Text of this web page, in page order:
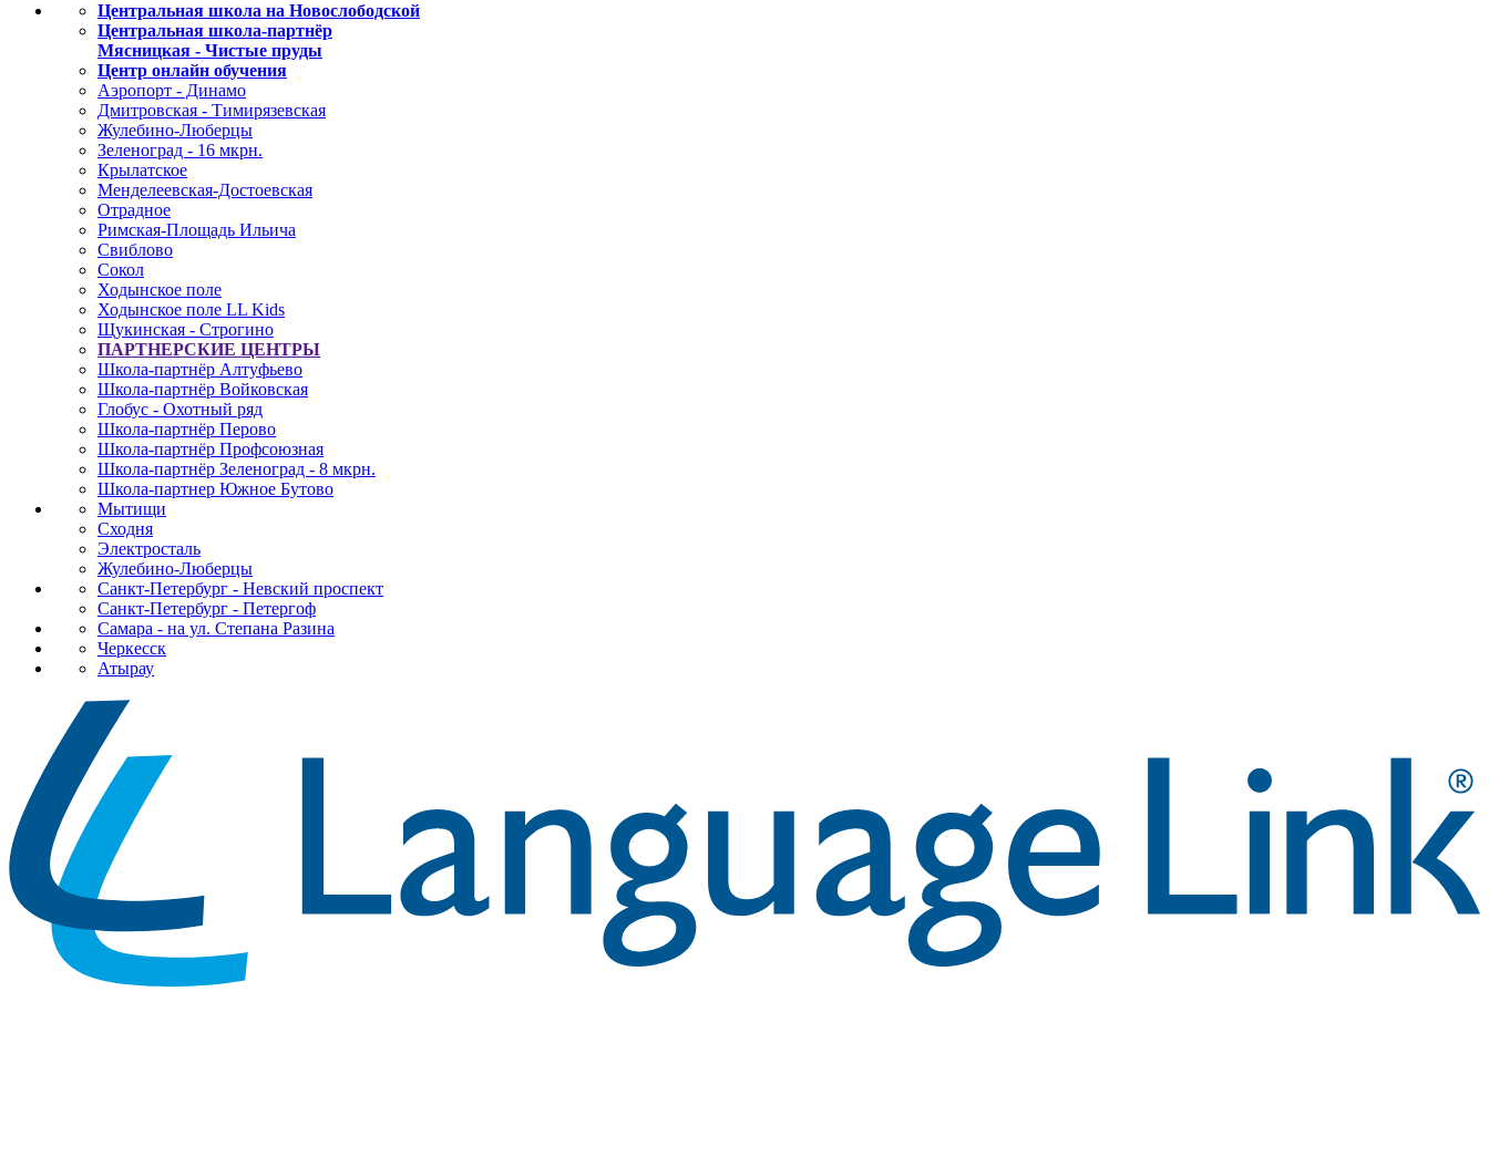
Центральная школа на Новослободской
Центральная школа-партнёр
Мясницкая - Чистые пруды
Центр онлайн обучения
Аэропорт - Динамо
Дмитровская - Тимирязевская
Жулебино-Люберцы
Зеленоград - 16 мкрн.
Крылатское
Менделеевская-Достоевская
Отрадное
Римская-Площадь Ильича
Свиблово
Сокол
Ходынское поле
Ходынское поле LL Kids
Щукинская - Строгино
ПАРТНЕРСКИЕ ЦЕНТРЫ
Школа-партнёр Алтуфьево
Школа-партнёр Войковская
Глобус - Охотный ряд
Школа-партнёр Перово
Школа-партнёр Профсоюзная
Школа-партнёр Зеленоград - 8 мкрн.
Школа-партнер Южное Бутово
Мытищи
Сходня
Электросталь
Жулебино-Люберцы
Санкт-Петербург - Невский проспект
Санкт-Петербург - Петергоф
Самара - на ул. Степана Разина
Черкесск
Атырау